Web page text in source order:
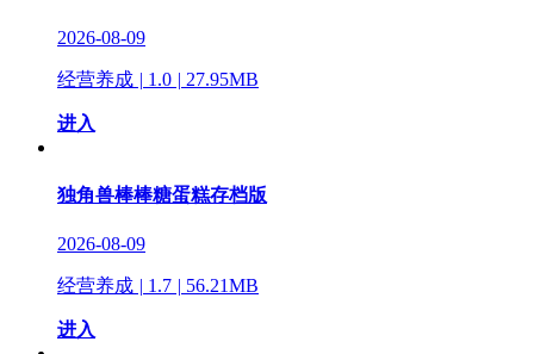
2026-08-09
经营养成 | 1.0 | 27.95MB
进入
独角兽棒棒糖蛋糕存档版
2026-08-09
经营养成 | 1.7 | 56.21MB
进入